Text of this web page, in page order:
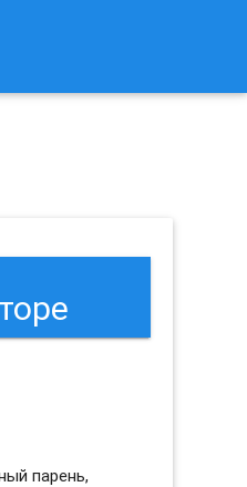
парень,